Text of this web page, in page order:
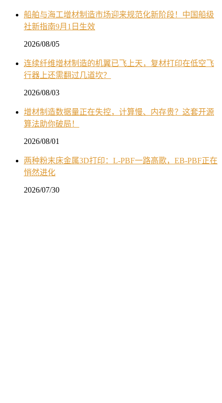
船舶与海工增材制造市场迎来规范化新阶段！中国船级
社新指南9月1日生效
2026/08/05
连续纤维增材制造的机翼已飞上天，复材打印在低空飞
行器上还需翻过几道坎？
2026/08/03
增材制造数据量正在失控，计算慢、内存贵？这套开源
算法助你破局！
2026/08/01
两种粉末床金属3D打印：L-PBF一路高歌，EB-PBF正在
悄然进化
2026/07/30